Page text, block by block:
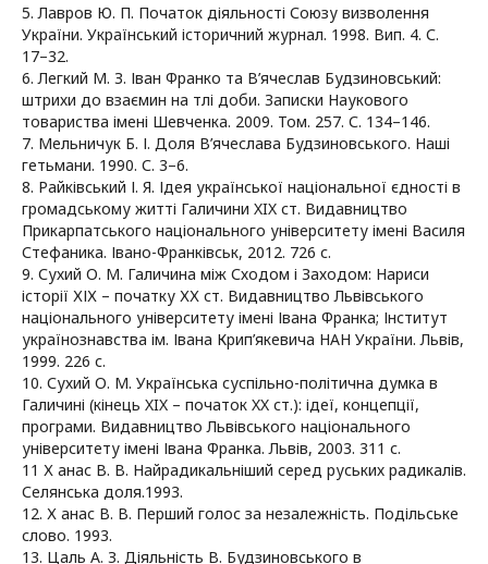
5. Лавров Ю. П. Початок діяльності Союзу визволення
України. Український історичний журнал. 1998. Вип. 4. С.
17–32.
6. Легкий М. З. Іван Франко та В’ячеслав Будзиновський:
штрихи до взаємин на тлі доби. Записки Наукового
товариства імені Шевченка. 2009. Том. 257. С. 134–146.
7. Мельничук Б. І. Доля В’ячеслава Будзиновського. Наші
гетьмани. 1990. С. 3–6.
8. Райківський І. Я. Ідея української національної єдності в
громадському житті Галичини XIX ст. Видавництво
Прикарпатського національного університету імені Василя
Стефаника. Івано-Франківськ, 2012. 726 с.
9. Сухий О. М. Галичина між Сходом і Заходом: Нариси
історії ХІХ – початку ХХ ст. Видавництво Львівського
національного університету імені Івана Франка; Інститут
українознавства ім. Івана Крип’якевича НАН України. Львів,
1999. 226 с.
10. Сухий О. М. Українська суспільно-політична думка в
Галичині (кінець XIX – початок XX ст.): ідеї, концепції,
програми. Видавництво Львівського національного
університету імені Івана Франка. Львів, 2003. 311 с.
11 Х анас В. В. Найрадикальніший серед руських радикалів.
Селянська доля.1993.
12. Х анас В. В. Перший голос за незалежність. Подільське
слово. 1993.
13. Цаль А. З. Діяльність В. Будзиновського в